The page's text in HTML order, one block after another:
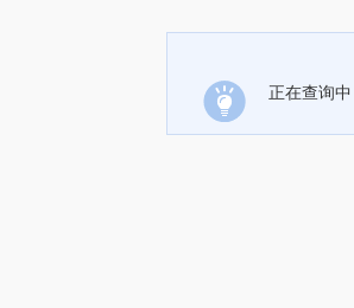
正在查询